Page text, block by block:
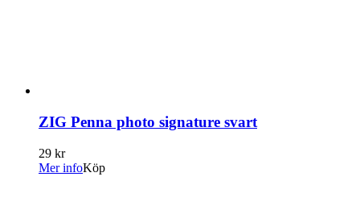
ZIG Penna photo signature svart
29 kr
Mer infoKöp